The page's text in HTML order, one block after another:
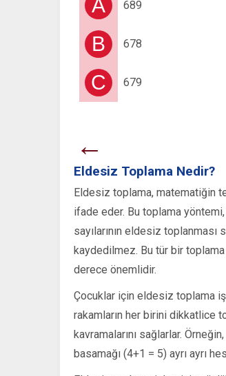
A 689
B 678
C 679
←
Eldesiz Toplama Nedir?
Eldesiz toplama, matematiğin
ifade eder. Bu toplama yöntemi,
sayılarının eldesiz toplanması
kaydedilmez. Bu tür bir
derece önemlidir.
Çocuklar için eldesiz toplama
rakamların her birini dikkatlice
kavramalarını sağlarlar.
basamağı (4+1 = 5) ayrı ayrı